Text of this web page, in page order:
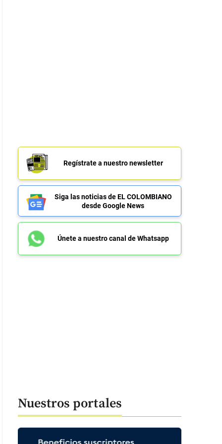
luce la vía Caramanta-Supía. FOTO: CORTESÍA ORIÉNTESE
Regístrate a nuestro newsletter
Siga las noticias de EL COLOMBIANO
desde Google News
Únete a nuestro canal de Whatsapp
Nuestros portales